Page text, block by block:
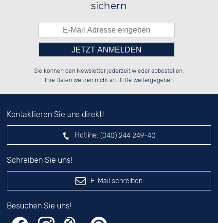
sichern
░░░░██░░░░████░░██░░░░░░░░████░░
░░████░░░░░░██░░██████░░░░░░██░░
░░░░██░░░░░░██░░██░░██░░░░░░██░░
Bitte tragen Sie die Zahl in
das nebenstehende Feld ein.
Sie können den Newsletter jederzeit wieder abbestellen.
Ihre Daten werden nicht an Dritte weitergegeben
Kontaktieren Sie uns direkt!
Hotline: (040) 244 249-40
Schreiben Sie uns!
E-Mail schreiben
Besuchen Sie uns!